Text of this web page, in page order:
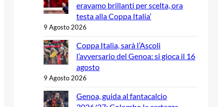
eravamo brillanti per scelta, ora
testa alla Coppa Italia’
9 Agosto 2026
Coppa Italia, sarà l’Ascoli
l’avversario del Genoa: si gioca il 16
agosto
9 Agosto 2026
Genoa, guida al fantacalcio